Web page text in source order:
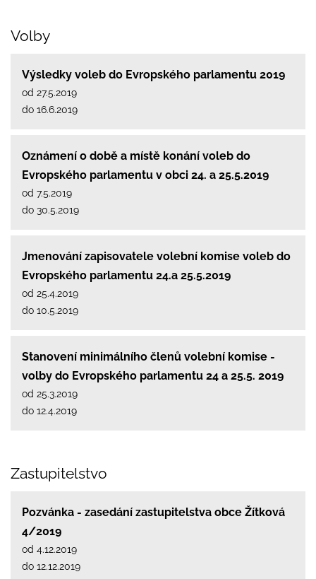
Volby
Výsledky voleb do Evropského parlamentu 2019
od 27.5.2019
do 16.6.2019
Oznámení o době a místě konání voleb do
Evropského parlamentu v obci 24. a 25.5.2019
od 7.5.2019
do 30.5.2019
Jmenování zapisovatele volební komise voleb do
Evropského parlamentu 24.a 25.5.2019
od 25.4.2019
do 10.5.2019
Stanovení minimálního členů volební komise -
volby do Evropského parlamentu 24 a 25.5. 2019
od 25.3.2019
do 12.4.2019
Zastupitelstvo
Pozvánka - zasedání zastupitelstva obce Žítková
4/2019
od 4.12.2019
do 12.12.2019